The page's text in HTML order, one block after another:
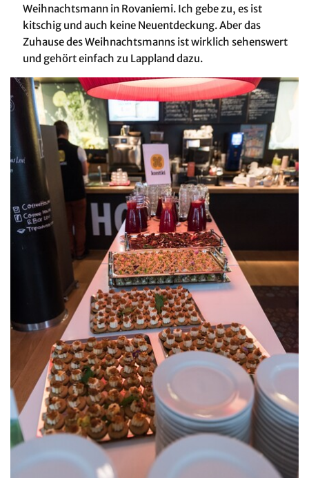
Weihnachtsmann in Rovaniemi. Ich gebe zu, es ist
kitschig und auch keine Neuentdeckung. Aber das
Zuhause des Weihnachtsmanns ist wirklich sehenswert
und gehört einfach zu Lappland dazu.